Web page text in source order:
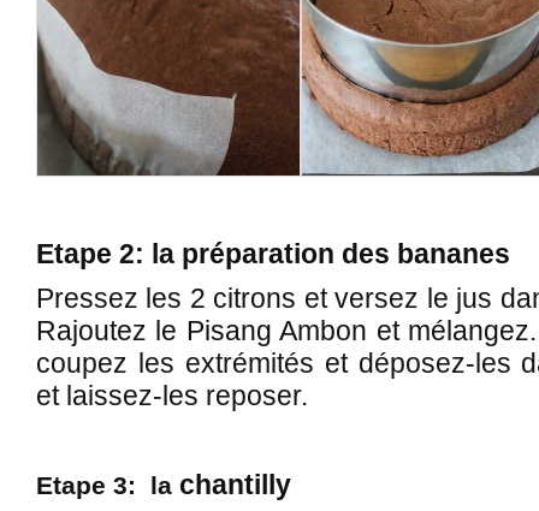
Etape 2: la préparation des bananes
Pressez les 2 citrons et versez le jus
Rajoutez le Pisang Ambon et
coupez les extrémités et déposez-les
et laissez-les reposer.
Etape 3: la chantilly